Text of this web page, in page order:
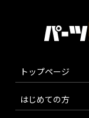
トップページ
はじめての方